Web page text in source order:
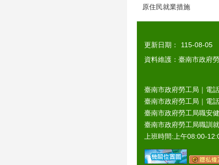
原住民就業措施
更新日期：
115-08-05
資料維護：臺南市政府
臺南市政府勞工局｜電
臺南市政府勞工局｜電
臺南市政府勞工局職安
臺南市政府勞工局職訓
上班時間:上午08:00-